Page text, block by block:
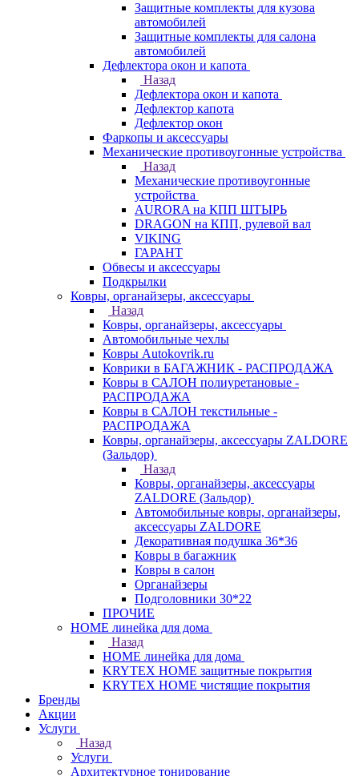
Защитные комплекты для кузова
автомобилей
Защитные комплекты для салона
автомобилей
Дефлектора окон и капота
Назад
Дефлектора окон и капота
Дефлектор капота
Дефлектор окон
Фаркопы и аксессуары
Механические противоугонные устройства
Назад
Механические противоугонные
устройства
AURORA на КПП ШТЫРЬ
DRAGON на КПП, рулевой вал
VIKING
ГАРАНТ
Обвесы и аксессуары
Подкрылки
Ковры, органайзеры, аксессуары
Назад
Ковры, органайзеры, аксессуары
Автомобильные чехлы
Ковры Autokovrik.ru
Коврики в БАГАЖНИК - РАСПРОДАЖА
Ковры в САЛОН полиуретановые -
РАСПРОДАЖА
Ковры в САЛОН текстильные -
РАСПРОДАЖА
Ковры, органайзеры, аксессуары ZALDORE
(Зальдор)
Назад
Ковры, органайзеры, аксессуары
ZALDORE (Зальдор)
Автомобильные ковры, органайзеры,
аксессуары ZALDORE
Декоративная подушка 36*36
Ковры в багажник
Ковры в салон
Органайзеры
Подголовники 30*22
ПРОЧИЕ
HOME линейка для дома
Назад
HOME линейка для дома
KRYTEX HOME защитные покрытия
KRYTEX HOME чистящие покрытия
Бренды
Акции
Услуги
Назад
Услуги
Архитектурное тонирование